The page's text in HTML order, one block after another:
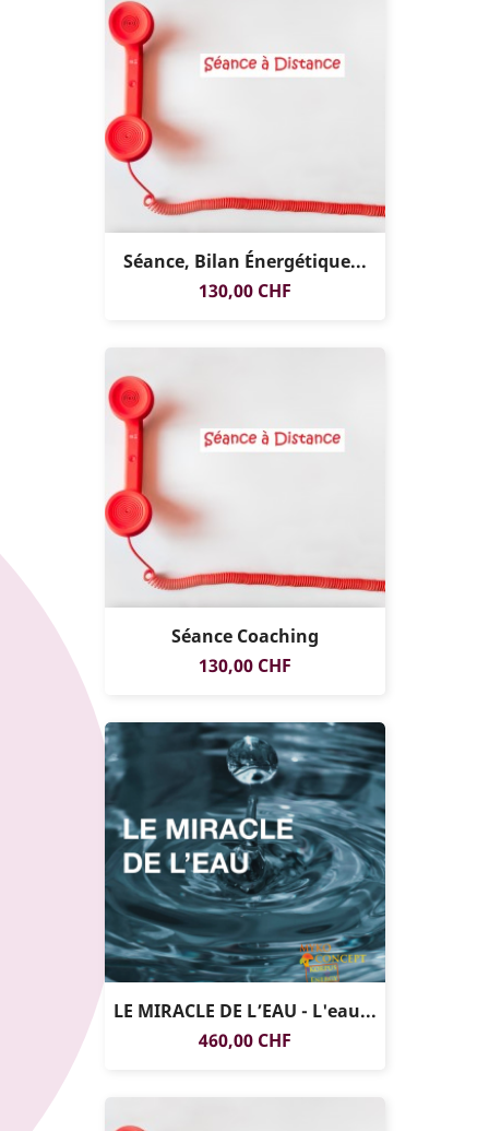
Séance, Bilan Énergétique...
Prix
130,00 CHF
EXCLUSIVITÉ
WEB !
Séance Coaching
Prix
130,00 CHF
WEB !
LE MIRACLE DE L’EAU - L'eau...
Prix
460,00 CHF